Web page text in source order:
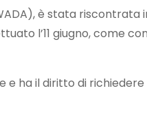
è stata riscontrata
l’11 giugno, come
ha il diritto di richiedere